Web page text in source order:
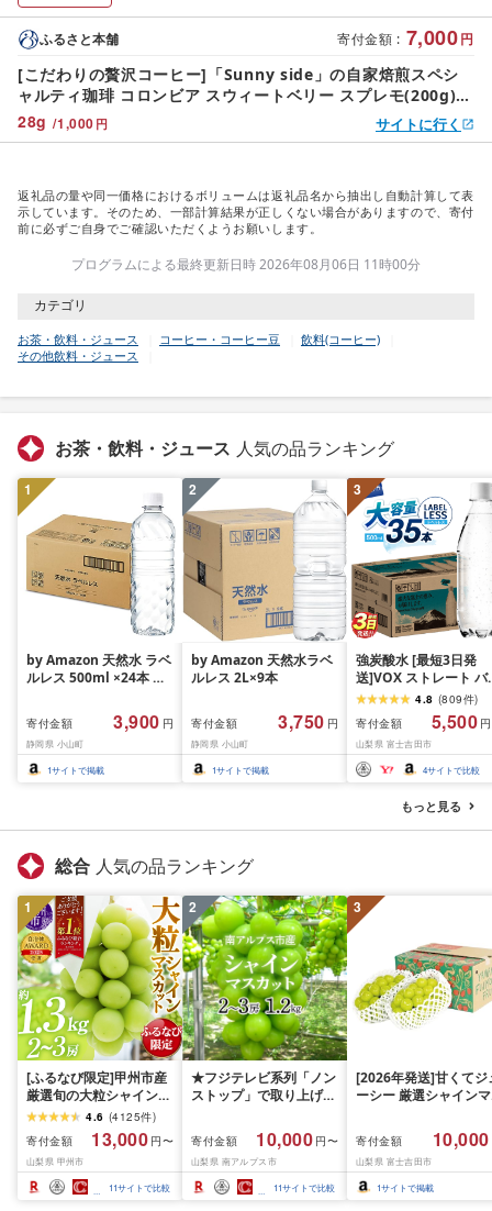
寄付金額 : 7,000円
28g /1,000 円
ふるさと本舗
[こだわりの贅沢コーヒー]「Sunny side」の自家焙煎スペシ
ャルティ珈琲 コロンビア スウィートベリー スプレモ(200g)
[137S19] こだわりの贅沢コーヒー Sunny side
サイトに行く
返礼品の量や同一価格におけるボリュームは返礼品名から抽出し自動計算して表
示しています。そのため、一部計算結果が正しくない場合がありますので、寄付
前に必ずご自身でご確認いただくようお願いします。
プログラムによる最終更新日時 2026年08月06日 11時00分
カテゴリ
お茶・飲料・ジュース コーヒー・コーヒー豆
飲料(コーヒー)
その他飲料・ジュース
お茶・飲料・ジュース 人気の品ランキング
1
by Amazon 天然水 ラベ
ルレス 500ml ×24本 富
ム含有 水 ミネラルウォ
ーター ペットボトル 静
岡県産 500ミリリットル
(Smart Basic)
寄付金額 3,900 円
静岡県 小山町
1サイトで掲載
2
by Amazon 天然水ラベ
ルレス 2L×9本
寄付金額 3,750 円
静岡県 小山町
1サイトで掲載
3
強炭酸水 [最短3日発
送]VOX ストレート バ
ジウム 強炭酸水 35本
500ml ラベルレス[富
吉田市限定カートン]
酸
4.8 (809件)
寄付金額
5,500
山梨県 富士吉田市
4サイトで比較
もっと見る
総合 人気の品ランキング
1
[ふるなび限定]甲州市産
厳選旬の大粒シャインマ
スカット 約1.3kg 2〜3
房[2026年発送]
(MG)B12-472 FN-
Limited-VO シャインマ
スカット フルーツ
4.6 (4125件)
寄付金額
13,000 円〜
山梨県 甲州市
11サイトで比較
2
★フジテレビ系列「ノン
ストップ」で取り上げら
先行予約]南アルプス市
産シャインマスカット
1.2kg以上(2〜3房)ふる
さと納税 おすすめ 山梨
県 南アルプス市 送料無
寄付金額 10,000 円〜
山梨県 南アルプス市
11サイトで比較
3
[2026年発送]甘くてジ
ーシー 厳選シャインマ
月前半(1〜15日)から
月下旬までの発送) フ
ーツ ぶどう 果物 山梨
産 2026 旬 大粒 高級
寄付金額 10,000
山梨県 富士吉田市
1サイトで掲載